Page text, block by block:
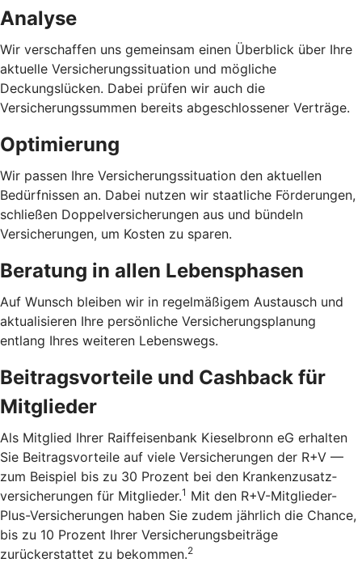
Analyse
Wir verschaffen uns gemeinsam einen Überblick über Ihre
aktuelle Versicherungssituation und mögliche
Deckungslücken. Dabei prüfen wir auch die
Versicherungssummen bereits abgeschlossener Verträge.
Optimierung
Wir passen Ihre Versicherungssituation den aktuellen
Bedürfnissen an. Dabei nutzen wir staatliche Förderungen,
schließen Doppelversicherungen aus und bündeln
Versicherungen, um Kosten zu sparen.
Beratung in allen Lebensphasen
Auf Wunsch bleiben wir in regelmäßigem Austausch und
aktualisieren Ihre persönliche Versicherungsplanung
entlang Ihres weiteren Lebenswegs.
Beitragsvorteile und Cashback für
Mitglieder
Als Mitglied Ihrer Raiffeisenbank Kieselbronn eG erhalten
Sie Beitragsvorteile auf viele Versicherungen der R+V —
zum Beispiel bis zu 30 Prozent bei den Kranken­zusatz­
versicherungen für Mitglieder.1 Mit den R+V-Mitglieder-
Plus-Versicherungen haben Sie zudem jährlich die Chance,
bis zu 10 Prozent Ihrer Versicherungsbeiträge
zurückerstattet zu bekommen.2